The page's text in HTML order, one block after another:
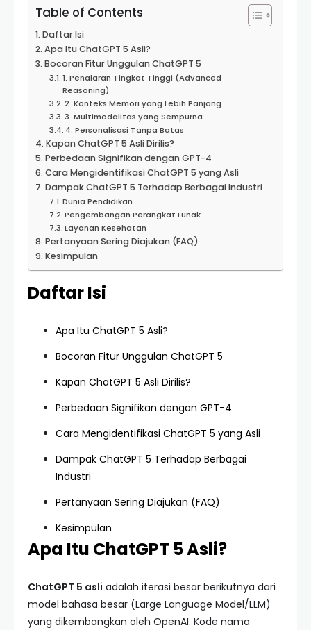
Table of Contents
Daftar Isi
Apa Itu ChatGPT 5 Asli?
Bocoran Fitur Unggulan ChatGPT 5
1. Penalaran Tingkat Tinggi (Advanced
Reasoning)
2. Konteks Memori yang Lebih Panjang
3. Multimodalitas yang Sempurna
4. Personalisasi Tanpa Batas
Kapan ChatGPT 5 Asli Dirilis?
Perbedaan Signifikan dengan GPT-4
Cara Mengidentifikasi ChatGPT 5 yang Asli
Dampak ChatGPT 5 Terhadap Berbagai Industri
Dunia Pendidikan
Pengembangan Perangkat Lunak
Layanan Kesehatan
Pertanyaan Sering Diajukan (FAQ)
Kesimpulan
Daftar Isi
Apa Itu ChatGPT 5 Asli?
Bocoran Fitur Unggulan ChatGPT 5
Kapan ChatGPT 5 Asli Dirilis?
Perbedaan Signifikan dengan GPT-4
Cara Mengidentifikasi ChatGPT 5 yang Asli
Dampak ChatGPT 5 Terhadap Berbagai
Industri
Pertanyaan Sering Diajukan (FAQ)
Kesimpulan
Apa Itu ChatGPT 5 Asli?
ChatGPT 5 asli adalah iterasi besar berikutnya dari
model bahasa besar (Large Language Model/LLM)
yang dikembangkan oleh OpenAI. Kode nama